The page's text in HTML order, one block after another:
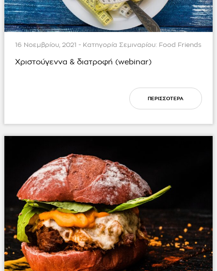
16 Νοεμβρίου, 2021 - Κατηγορία Σεμιναρίου: Food Friends
Χριστούγεννα & διατροφή (webinar)
ΠΕΡΙΣΣΟΤΕΡΑ